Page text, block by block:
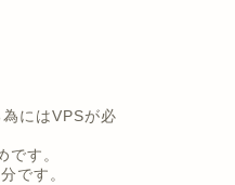
にはVPSが必
です。
です。